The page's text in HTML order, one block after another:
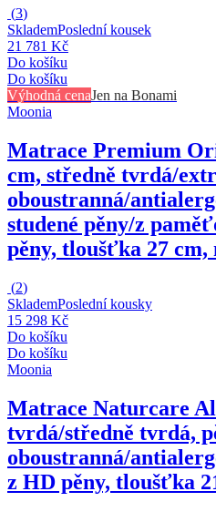
(3)
SklademPoslední kousek
21 781 Kč
Do košíku
Do košíku
Výhodná cenaJen na Bonami
Moonia
Matrace Premium
cm, středně tvrdá/
oboustranná/
studené pěny/z
pěny, tloušťka 27 cm,
(2)
SklademPoslední kousky
15 298 Kč
Do košíku
Do košíku
Moonia
Matrace Naturcare
tvrdá/středně tvrdá,
oboustranná/
z HD pěny, tloušťka